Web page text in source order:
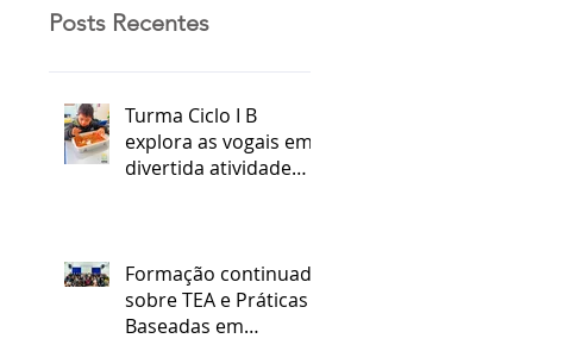
Posts Recentes
Turma Ciclo I B
explora as vogais em
divertida atividade
Formação continuada
sobre TEA e Práticas
Baseadas em